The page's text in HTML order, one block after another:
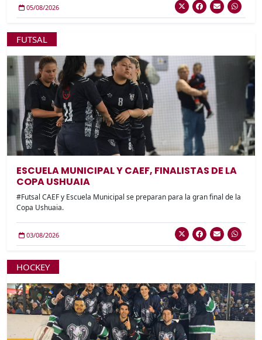
05/08/2026
FUTSAL
ESCUELA MUNICIPAL Y CAEF, FINALISTAS DE LA
COPA USHUAIA
#Futsal CAEF y Escuela Municipal se preparan para la gran final de la
Copa Ushuaia.
03/08/2026
HOCKEY